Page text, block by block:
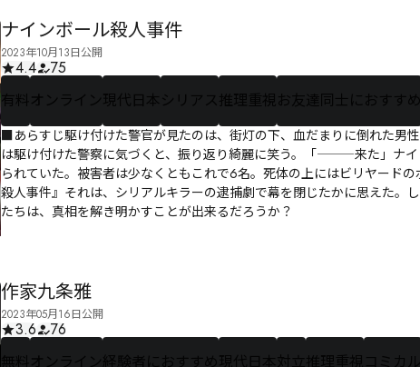
ナインボール殺人事件
2023年10月13日公開
4.4
75
有料 オンライン 現代日本 シリアス推理重視お友達同士におすすめ
■あらすじ駆け付けた警官が見たのは、街灯の下、血だまりに倒れた
は駆け付けた警察に気づくと、振り返り綺麗に笑う。「―――来た」ナ
られていた。被害者は少なくともこれで6名。死体の上にはビリヤード
殺人事件』それは、シリアルキラーの逮捕劇で幕を閉じたかに思えた。
たちは、真相を解き明かすことが出来るだろうか？
作家九条雅
2023年05月16日公開
3.6
76
無料 オンライン 経験者におすすめ現代日本 対立推理重視 コミカル